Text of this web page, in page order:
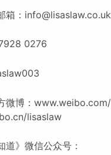
箱：info@lisaslaw.co.uk
0276
微博：
lisaslaw
道》微信公众号：